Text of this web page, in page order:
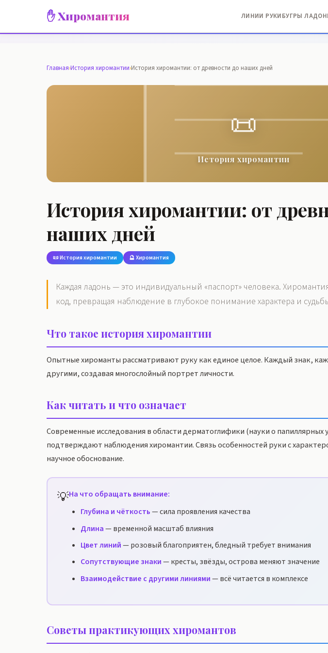
✋ Хиромантия ЛИНИИ РУКИБУГРЫ
Главная›История хиромантии›История хиромантии: от древности до наших дней
📜
История хиромантии
История хиромантии: от
наших дней
📜 История хиромантии 🔮 Хиромантия
Каждая ладонь — это индивидуальный «паспорт» человека.
код, превращая наблюдение в глубокое понимание характера и
Что такое история хиромантии
Опытные хироманты рассматривают руку как единое целое. Каждый знак,
другими, создавая многослойный портрет личности.
Как читать и что означает
Современные исследования в области дерматоглифики (науки о папиллярных
подтверждают наблюдения хиромантии. Связь особенностей руки с
научное обоснование.
💡На что обращать внимание:
Глубина и чёткость— сила проявления качества
Длина— временной масштаб влияния
Цвет линий— розовый благоприятен, бледный требует внимания
Сопутствующие знаки— кресты, звёзды, острова меняют значение
Взаимодействие с другими линиями— всё читается в комплексе
Советы практикующих хиромантов